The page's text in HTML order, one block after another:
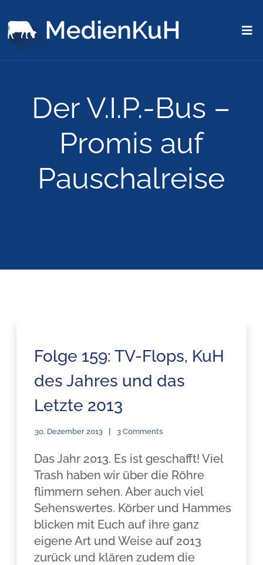
Der V.I.P.-Bus –
Promis auf
Pauschalreise
Folge 159: TV-Flops, KuH
des Jahres und das
Letzte 2013
30. Dezember 2013 3 Comments
Das Jahr 2013. Es ist geschafft! Viel
Trash haben wir über die Röhre
flimmern sehen. Aber auch viel
Sehenswertes. Körber und Hammes
blicken mit Euch auf ihre ganz
eigene Art und Weise auf 2013
zurück und klären zudem die